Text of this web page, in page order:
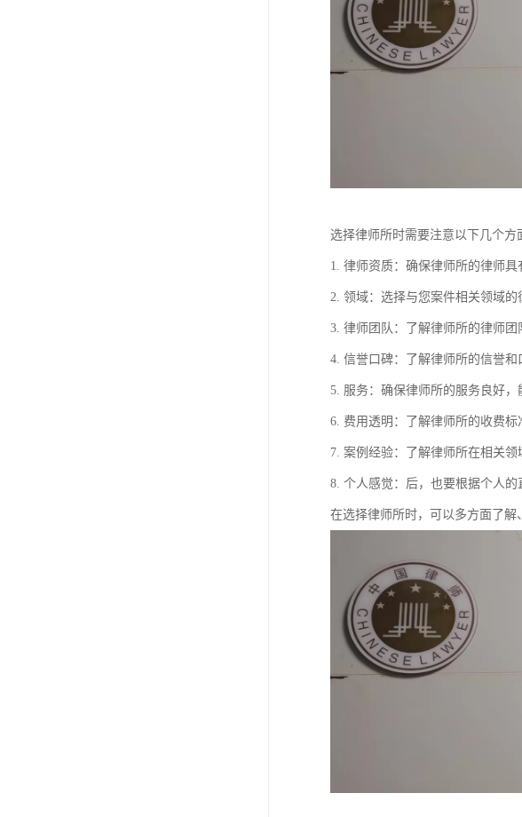
选择律师所时需要注意以下几个方
1. 律师资质：确保律师所的律师
2. 领域：选择与您案件相关领域的
3. 律师团队：了解律师所的律师
4. 信誉口碑：了解律师所的信誉
5. 服务：确保律师所的服务良好
6. 费用透明：了解律师所的收费标
7. 案例经验：了解律师所在相关领
8. 个人感觉：后，也要根据个人
在选择律师所时，可以多方面了解